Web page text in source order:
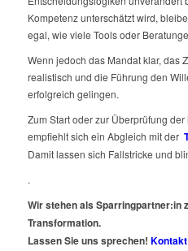
Kompetenz unterschätzt wird,
egal, wie viele Tools oder
Wenn jedoch das Mandat klar, das
realistisch und die Führung den
erfolgreich gelingen.
Zum Start oder zur Überprüfung
empfiehlt sich ein Abgleich mit der
Damit lassen sich Fallstricke und
.
Wir stehen als Sparringpartner:in
Transformation.
Lassen Sie uns sprechen! Kontakt